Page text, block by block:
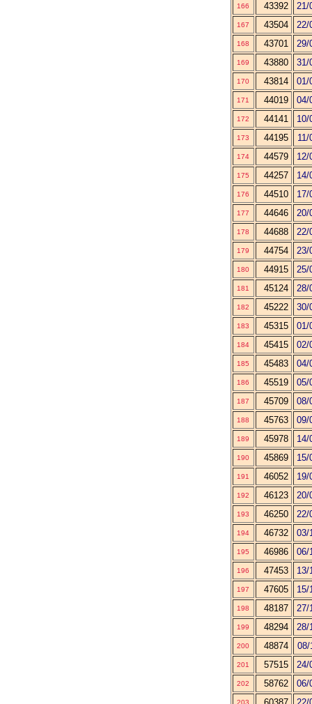
166 43392 21/
167 43504 22/
168 43701 29/
169 43880 31/
170 43814 01/
171 44019 04/
172 44141 10/
173 44195 11/
174 44579 12/
175 44257 14/
176 44510 17/
177 44646 20/
178 44688 22/
179 44754 23/
180 44915 25/
181 45124 28/
182 45222 30/
183 45315 01/
184 45415 02/
185 45483 04/
186 45519 05/
187 45709 08/
188 45763 09/
189 45978 14/
190 45869 15/
191 46052 19/
192 46123 20/
193 46250 22/
194 46732 03/
195 46986 06/
196 47453 13/
197 47605 15/
198 48187 27/
199 48294 28/
200 48874 08/
201 57515 24/
202 58762 06/
203